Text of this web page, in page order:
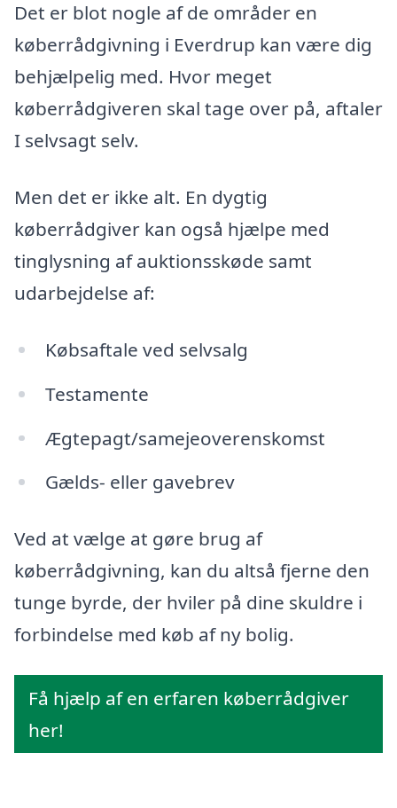
Det er blot nogle af de områder en
køberrådgivning i Everdrup kan være dig
behjælpelig med. Hvor meget
køberrådgiveren skal tage over på, aftaler
I selvsagt selv.
Men det er ikke alt. En dygtig
køberrådgiver kan også hjælpe med
tinglysning af auktionsskøde samt
udarbejdelse af:
Købsaftale ved selvsalg
Testamente
Ægtepagt/samejeoverenskomst
Gælds- eller gavebrev
Ved at vælge at gøre brug af
køberrådgivning, kan du altså fjerne den
tunge byrde, der hviler på dine skuldre i
forbindelse med køb af ny bolig.
Få hjælp af en erfaren køberrådgiver
her!